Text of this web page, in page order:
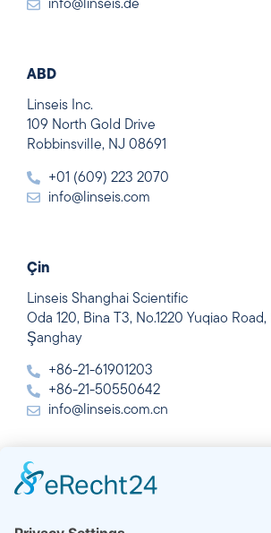
info@linseis.de
ABD
Linseis Inc.
109 North Gold Drive
Robbinsville, NJ 08691
+01 (609) 223 2070
info@linseis.com
Çin
Linseis Shanghai Scientific
Oda 120, Bina T3, No.1220 Yuqiao
Şanghay
+86-21-61901203
+86-21-50550642
info@linseis.com.cn
Hindistan